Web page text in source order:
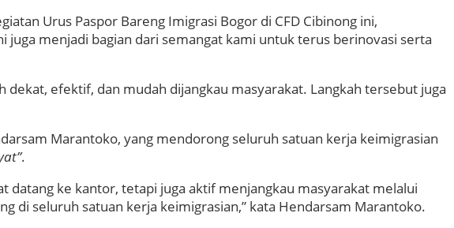
Urus Paspor Bareng Imigrasi Bogor di CFD Cibinong ini,
juga menjadi bagian dari semangat kami untuk terus berinovasi serta
efektif, dan mudah dijangkau masyarakat. Langkah tersebut juga
Marantoko, yang mendorong seluruh satuan kerja keimigrasian
.
datang ke kantor, tetapi juga aktif menjangkau masyarakat melalui
di seluruh satuan kerja keimigrasian,” kata Hendarsam Marantoko.